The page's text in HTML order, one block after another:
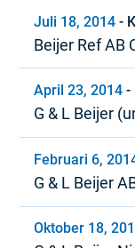
Juli 18, 2014 -
Beijer Ref AB
April 23, 2014 -
G & L Beijer
Kvartal 1,
Februari 6,
G & L Beijer
Oktober 18,